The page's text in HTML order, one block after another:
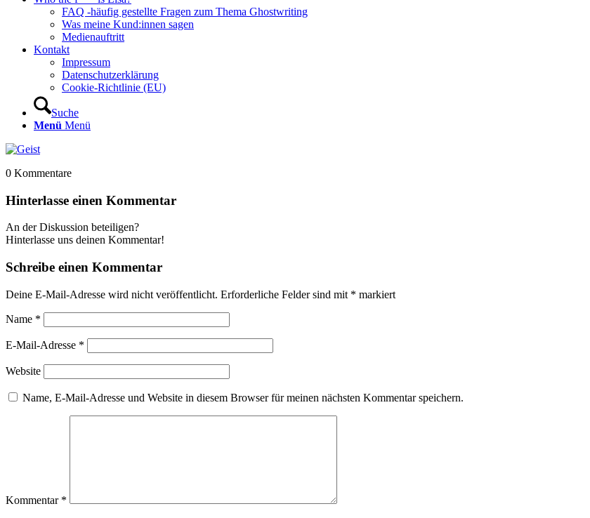
FAQ -häufig gestellte Fragen zum Thema Ghostwriting
Was meine Kund:innen sagen
Medienauftritt
Kontakt
Impressum
Datenschutzerklärung
Cookie-Richtlinie (EU)
Suche
Menü Menü
0 Kommentare
Hinterlasse einen Kommentar
An der Diskussion beteiligen?
Hinterlasse uns deinen Kommentar!
Schreibe einen Kommentar
Deine E-Mail-Adresse wird nicht veröffentlicht. Erforderliche Felder sind mit * markiert
Name *
E-Mail-Adresse *
Website
Name, E-Mail-Adresse und Website in diesem Browser für meinen nächsten Kommentar speichern.
Kommentar *